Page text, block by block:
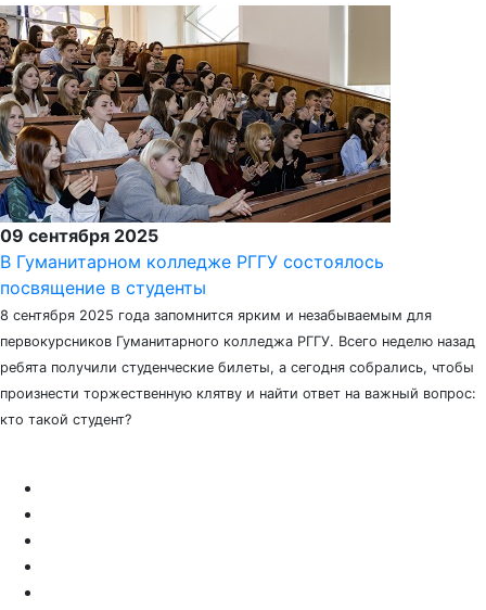
09 сентября 2025
В Гуманитарном колледже РГГУ состоялось
посвящение в студенты
8 сентября 2025 года запомнится ярким и незабываемым для
первокурсников Гуманитарного колледжа РГГУ. Всего неделю назад
ребята получили студенческие билеты, а сегодня собрались, чтобы
произнести торжественную клятву и найти ответ на важный вопрос:
кто такой студент?